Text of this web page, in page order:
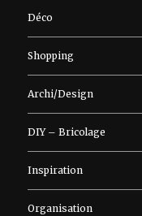
Déco
Shopping
Archi/Design
DIY – Bricolage
Inspiration
Organisation